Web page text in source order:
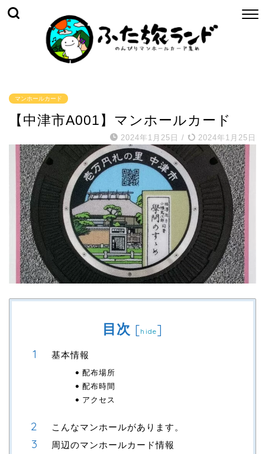
マンホールカード
【中津市A001】マンホールカード
2024年1月25日 / 2024年1月25日
目次 [hide]
基本情報
配布場所
配布時間
アクセス
こんなマンホールがあります。
周辺のマンホールカード情報